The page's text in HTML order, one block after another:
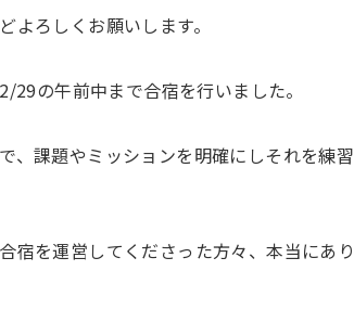
よろしくお願いします。
29の午前中まで合宿を行いました。
、課題やミッションを明確にしそれを練
宿を運営してくださった方々、本当にあ